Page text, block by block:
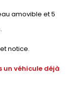
amovible et 5
notice.
un véhicule déjà